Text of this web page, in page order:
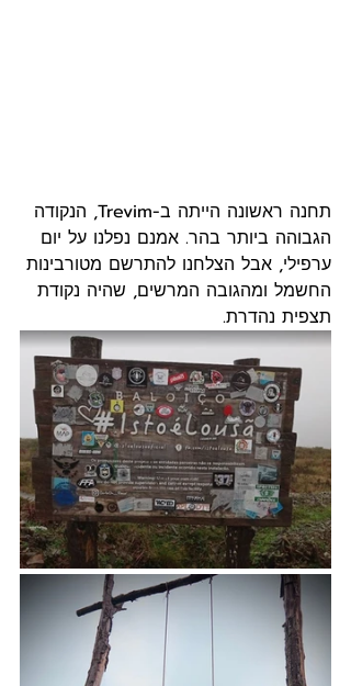
תחנה ראשונה הייתה ב-Trevim, הנקודה
הגבוהה ביותר בהר. אמנם נפלנו על יום
ערפילי, אבל הצלחנו להתרשם מטורבינות
החשמל ומהגובה המרשים, שהיה נקודת
תצפית נהדרת.